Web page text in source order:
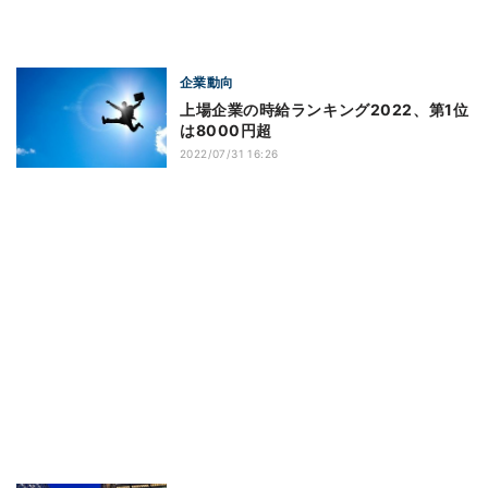
企業動向
上場企業の時給ランキング2022、第1位
は8000円超
2022/07/31 16:26